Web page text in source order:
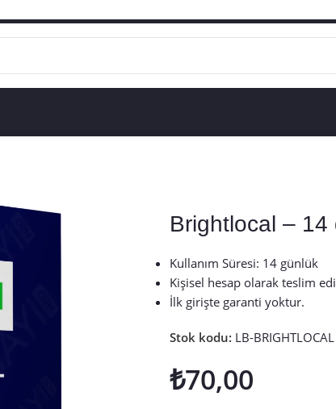
Brightlocal – 14
Kullanım Süresi: 14 günlük
Kişisel hesap olarak teslim
İlk girişte garanti yoktur.
Stok kodu: LB-BRIGHTLOCAL
₺70,00